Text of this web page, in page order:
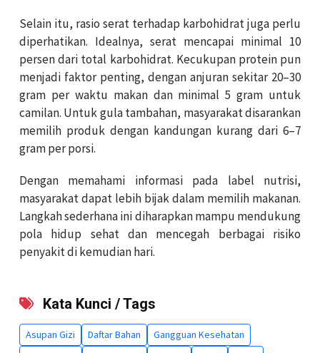
Selain itu, rasio serat terhadap karbohidrat juga perlu
diperhatikan. Idealnya, serat mencapai minimal 10
persen dari total karbohidrat. Kecukupan protein pun
menjadi faktor penting, dengan anjuran sekitar 20–30
gram per waktu makan dan minimal 5 gram untuk
camilan. Untuk gula tambahan, masyarakat disarankan
memilih produk dengan kandungan kurang dari 6–7
gram per porsi.
Dengan memahami informasi pada label nutrisi,
masyarakat dapat lebih bijak dalam memilih makanan.
Langkah sederhana ini diharapkan mampu mendukung
pola hidup sehat dan mencegah berbagai risiko
penyakit di kemudian hari.
Kata Kunci / Tags
Asupan Gizi Daftar Bahan
Gangguan Kesehatan